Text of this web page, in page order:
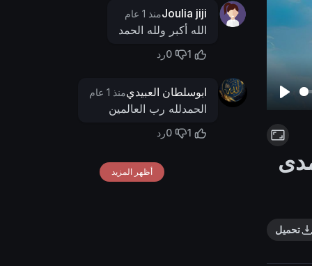
P
l
a
y
تحميل
Joulia jijiمنذ 1 عام
الله أكبر ولله الحمد
1
0رد
ابوسلطان العبيديمنذ 1 عام
الحمدلله رب العالمين
1
0رد
أظهر المزيد